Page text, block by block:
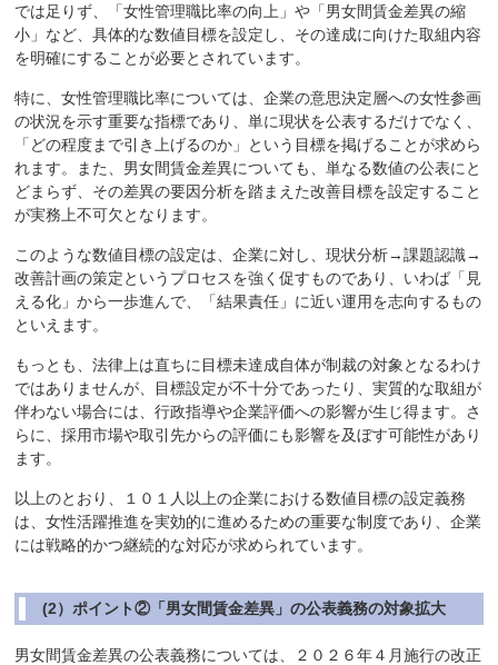
では足りず、「女性管理職比率の向上」や「男女間賃金差異の縮
小」など、具体的な数値目標を設定し、その達成に向けた取組内容
を明確にすることが必要とされています。
特に、女性管理職比率については、企業の意思決定層への女性参画
の状況を示す重要な指標であり、単に現状を公表するだけでなく、
「どの程度まで引き上げるのか」という目標を掲げることが求めら
れます。また、男女間賃金差異についても、単なる数値の公表にと
どまらず、その差異の要因分析を踏まえた改善目標を設定すること
が実務上不可欠となります。
このような数値目標の設定は、企業に対し、現状分析→課題認識→
改善計画の策定というプロセスを強く促すものであり、いわば「見
える化」から一歩進んで、「結果責任」に近い運用を志向するもの
といえます。
もっとも、法律上は直ちに目標未達成自体が制裁の対象となるわけ
ではありませんが、目標設定が不十分であったり、実質的な取組が
伴わない場合には、行政指導や企業評価への影響が生じ得ます。さ
らに、採用市場や取引先からの評価にも影響を及ぼす可能性があり
ます。
以上のとおり、１０１人以上の企業における数値目標の設定義務
は、女性活躍推進を実効的に進めるための重要な制度であり、企業
には戦略的かつ継続的な対応が求められています。
(2）ポイント②「男女間賃金差異」の公表義務の対象拡大
男女間賃金差異の公表義務については、２０２６年４月施行の改正